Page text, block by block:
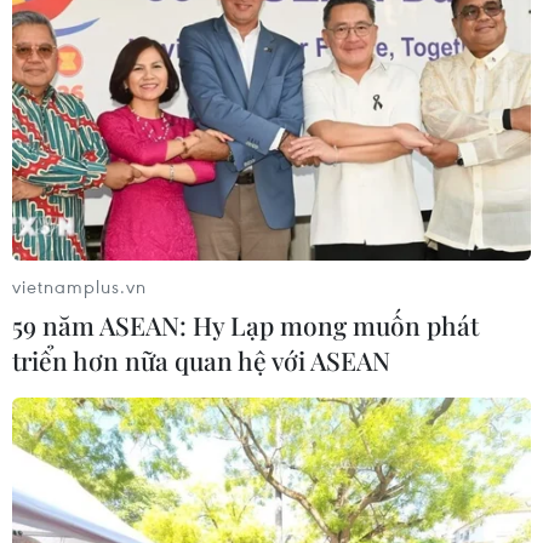
cuộc đời
08/08/2026 06:00
Dắt chó đi dạo không đúng quy
định, bị phạt đến 2 triệu đồng?
08/08/2026 04:16
Thổ Nhĩ Kỳ tăng cường truy quét IS,
bắt giữ hơn 100 nghi phạm
07/08/2026 14:55
Tây Ban Nha triệt phá đường dây
buôn người xuyên Địa Trung Hải
vietnamplus.vn
59 năm ASEAN: Hy Lạp mong muốn phát
triển hơn nữa quan hệ với ASEAN